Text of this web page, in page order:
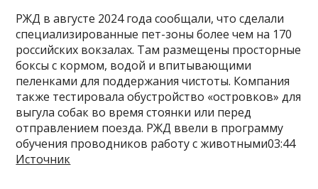
РЖД в августе 2024 года сообщали, что сделали
специализированные пет-зоны более чем на 170
российских вокзалах. Там размещены просторные
боксы с кормом, водой и впитывающими
пеленками для поддержания чистоты. Компания
также тестировала обустройство «островков» для
выгула собак во время стоянки или перед
отправлением поезда. РЖД ввели в программу
обучения проводников работу с животными03:44
Источник